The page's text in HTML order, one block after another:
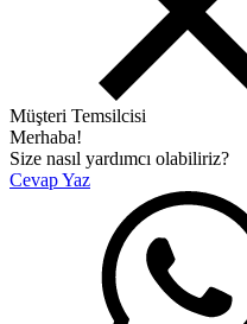
Müşteri Temsilcisi
Merhaba!
Size nasıl yardımcı olabiliriz?
Cevap Yaz